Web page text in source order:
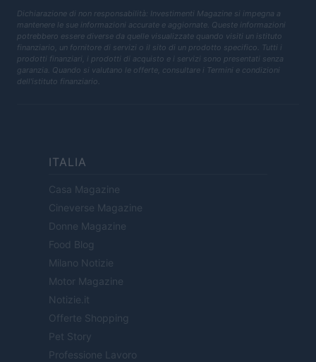
Dichiarazione di non responsabilità: Investimenti Magazine si impegna a
mantenere le sue informazioni accurate e aggiornate. Queste informazioni
potrebbero essere diverse da quelle visualizzate quando visiti un istituto
finanziario, un fornitore di servizi o il sito di un prodotto specifico. Tutti i
prodotti finanziari, i prodotti di acquisto e i servizi sono presentati senza
garanzia. Quando si valutano le offerte, consultare i Termini e condizioni
dell'istituto finanziario.
ITALIA
Casa Magazine
Cineverse Magazine
Donne Magazine
Food Blog
Milano Notizie
Motor Magazine
Notizie.it
Offerte Shopping
Pet Story
Professione Lavoro